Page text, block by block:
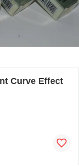
Curve Effect